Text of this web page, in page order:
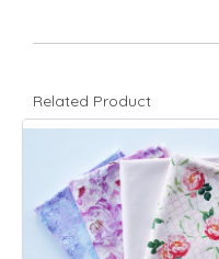
Related Product